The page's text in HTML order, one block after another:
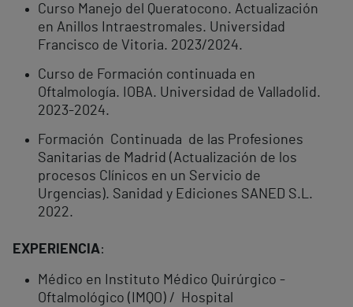
Curso Manejo del Queratocono. Actualización
en Anillos Intraestromales. Universidad
Francisco de Vitoria. 2023/2024.
Curso de Formación continuada en
Oftalmología. IOBA. Universidad de Valladolid.
2023-2024.
Formación Continuada de las Profesiones
Sanitarias de Madrid (Actualización de los
procesos Clínicos en un Servicio de
Urgencias). Sanidad y Ediciones SANED S.L.
2022.
EXPERIENCIA:
Médico en Instituto Médico Quirúrgico -
Oftalmológico (IMQO) / Hospital